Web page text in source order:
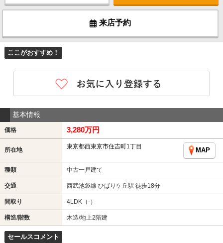
来店予約
ここがおすすめ！
基本情報
価格 3,280万円
所在地 東京都西東京市住吉町1丁目
MAP
種類 中古一戸建て
交通 西武池袋線 ひばりケ丘駅 徒歩18分
間取り 4LDK（-）
構造/階数 木造/地上2階建
セールスコメント